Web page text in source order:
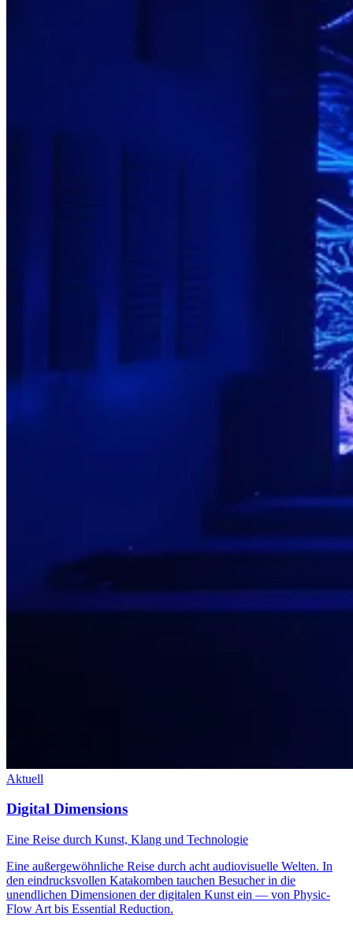
Aktuell
Digital Dimensions
Eine Reise durch Kunst, Klang und Technologie
Eine außergewöhnliche Reise durch acht audiovisuelle Welten. In
den eindrucksvollen Katakomben tauchen Besucher in die
unendlichen Dimensionen der digitalen Kunst ein — von Physic-
Flow Art bis Essential Reduction.